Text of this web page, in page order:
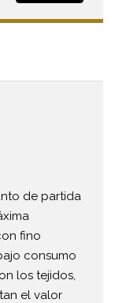
de partida
fino
consumo
los tejidos,
el valor